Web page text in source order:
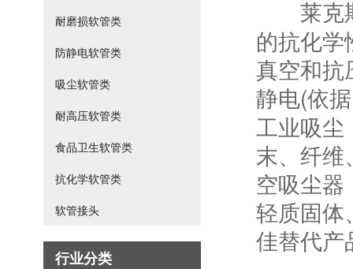
耐磨损软管类
防静电软管类
吸尘软管类
耐高压软管类
食品卫生软管类
抗化学软管类
软管接头
行业分类
莱克
的抗化
真空和抗
静电(依
工业吸尘
末、纤维
空吸尘
轻质固体
佳替代产